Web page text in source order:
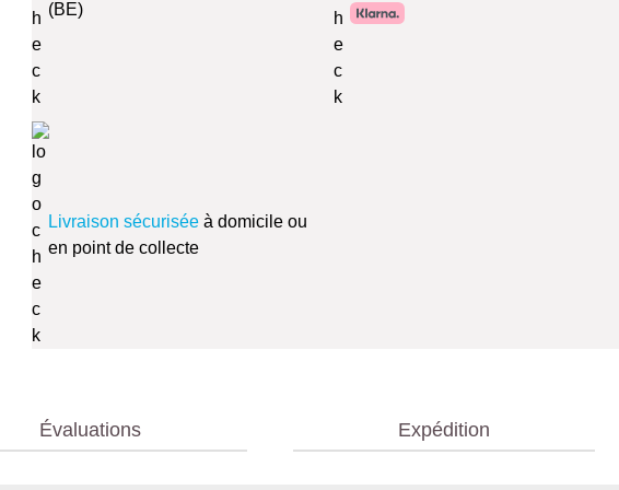
(BE)
Livraison sécurisée à domicile ou
en point de collecte
Évaluations Expédition